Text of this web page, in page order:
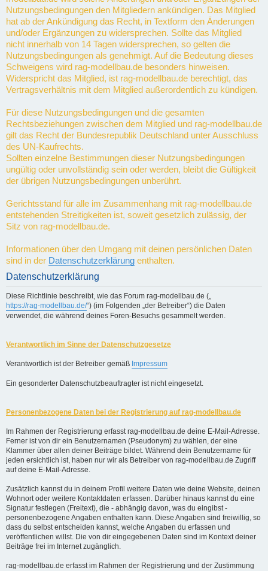
Nutzungsbedingungen den Mitgliedern ankündigen. Das Mitglied
hat ab der Ankündigung das Recht, in Textform den Änderungen
und/oder Ergänzungen zu widersprechen. Sollte das Mitglied
nicht innerhalb von 14 Tagen widersprechen, so gelten die
Nutzungsbedingungen als genehmigt. Auf die Bedeutung dieses
Schweigens wird rag-modellbau.de besonders hinweisen.
Widerspricht das Mitglied, ist rag-modellbau.de berechtigt, das
Vertragsverhältnis mit dem Mitglied außerordentlich zu kündigen.
Für diese Nutzungsbedingungen und die gesamten
Rechtsbeziehungen zwischen dem Mitglied und rag-modellbau.de
gilt das Recht der Bundesrepublik Deutschland unter Ausschluss
des UN-Kaufrechts.
Sollten einzelne Bestimmungen dieser Nutzungsbedingungen
ungültig oder unvollständig sein oder werden, bleibt die Gültigkeit
der übrigen Nutzungsbedingungen unberührt.
Gerichtsstand für alle im Zusammenhang mit rag-modellbau.de
entstehenden Streitigkeiten ist, soweit gesetzlich zulässig, der
Sitz von rag-modellbau.de.
Informationen über den Umgang mit deinen persönlichen Daten
sind in der Datenschutzerklärung enthalten.
Datenschutzerklärung
Diese Richtlinie beschreibt, wie das Forum rag-modellbau.de („
https://rag-modellbau.de/“) (im Folgenden „der Betreiber“) die Daten
verwendet, die während deines Foren-Besuchs gesammelt werden.
Verantwortlich im Sinne der Datenschutzgesetze
Verantwortlich ist der Betreiber gemäß Impressum
Ein gesonderter Datenschutzbeauftragter ist nicht eingesetzt.
Personenbezogene Daten bei der Registrierung auf rag-modellbau.de
Im Rahmen der Registrierung erfasst rag-modellbau.de deine E-Mail-Adresse.
Ferner ist von dir ein Benutzernamen (Pseudonym) zu wählen, der eine
Klammer über allen deiner Beiträge bildet. Während dein Benutzername für
jeden ersichtlich ist, haben nur wir als Betreiber von rag-modellbau.de Zugriff
auf deine E-Mail-Adresse.
Zusätzlich kannst du in deinem Profil weitere Daten wie deine Website, deinen
Wohnort oder weitere Kontaktdaten erfassen. Darüber hinaus kannst du eine
Signatur festlegen (Freitext), die - abhängig davon, was du eingibst -
personenbezogene Angaben enthalten kann. Diese Angaben sind freiwillig, so
dass du selbst entscheiden kannst, welche Angaben du erfassen und
veröffentlichen willst. Die von dir eingegebenen Daten sind im Kontext deiner
Beiträge frei im Internet zugänglich.
rag-modellbau.de erfasst im Rahmen der Registrierung und der Zustimmung